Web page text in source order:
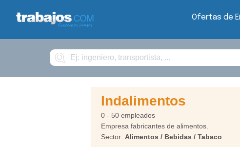
Ofertas de
Buscar
Indalimentos
0 - 50 empleados
Empresa fabricantes de alimentos.
Sector: Alimentos / Bebidas / Tabaco